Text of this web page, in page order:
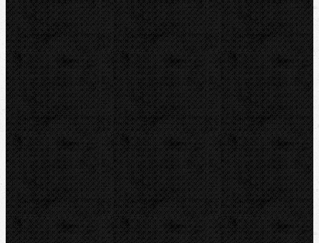
ROTHENBERGER
REMS
VIRAX
LEISTER
CBC